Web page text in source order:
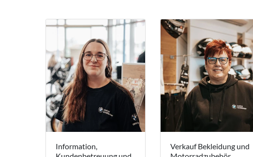
Information,
Verkauf Bekleidung und